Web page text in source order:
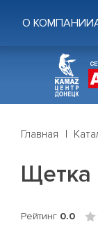
О КОМПАНИИ
Главная
Щетка
Рейтинг 0.0